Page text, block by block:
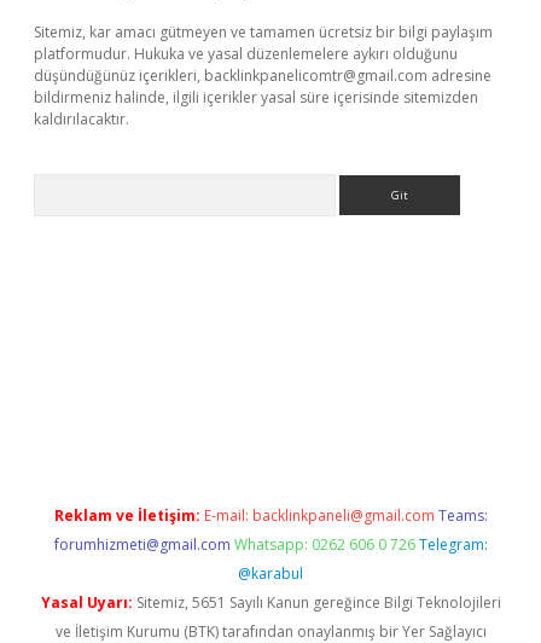
Sitemiz, kar amacı gütmeyen ve tamamen ücretsiz bir bilgi paylaşım
platformudur. Hukuka ve yasal düzenlemelere aykırı olduğunu
düşündüğünüz içerikleri, backlinkpanelicomtr@gmail.com adresine
bildirmeniz halinde, ilgili içerikler yasal süre içerisinde sitemizden
kaldırılacaktır.
Reklam ve İletişim: E-mail: backlinkpaneli@gmail.com Teams:
forumhizmeti@gmail.com Whatsapp: 0262 606 0 726 Telegram:
@karabul
Yasal Uyarı: Sitemiz, 5651 Sayılı Kanun gereğince Bilgi Teknolojileri
ve İletişim Kurumu (BTK) tarafından onaylanmış bir Yer Sağlayıcı